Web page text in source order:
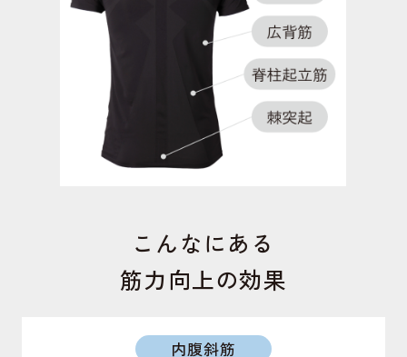
足の内側にあり、モモを閉じる動作で働く筋肉。こ
の筋力が低下するとO脚になりやすくなる。
短内転筋
こんなにある
筋力向上の効果
内腹斜筋